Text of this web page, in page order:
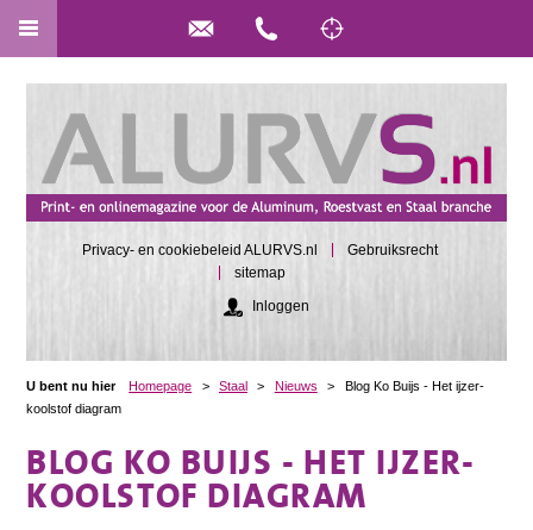
Privacy- en cookiebeleid ALURVS.nl
Gebruiksrecht
sitemap
Inloggen
U bent nu hier Homepage > Staal > Nieuws >
Blog Ko Buijs - Het ijzer-
koolstof diagram
BLOG KO BUIJS - HET IJZER-
KOOLSTOF DIAGRAM